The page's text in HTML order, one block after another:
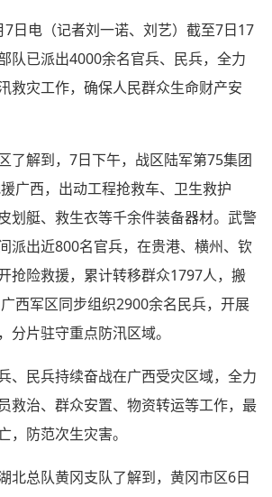
7日电（记者刘一诺、刘艺）截至7日17
队已派出4000余名官兵、民兵，全力
救灾工作，确保人民群众生命财产安
了解到，7日下午，战区陆军第75集团
广西，出动工程抢救车、卫生救护
划艇、救生衣等千余件装备器材。武警
派出近800名官兵，在贵港、横州、钦
抢险救援，累计转移群众1797人，搬
西军区同步组织2900余名民兵，开展
分片驻守重点防汛区域。
、民兵持续奋战在广西受灾区域，全力
救治、群众安置、物资转运等工作，最
，防范次生灾害。
北总队黄冈支队了解到，黄冈市区6日